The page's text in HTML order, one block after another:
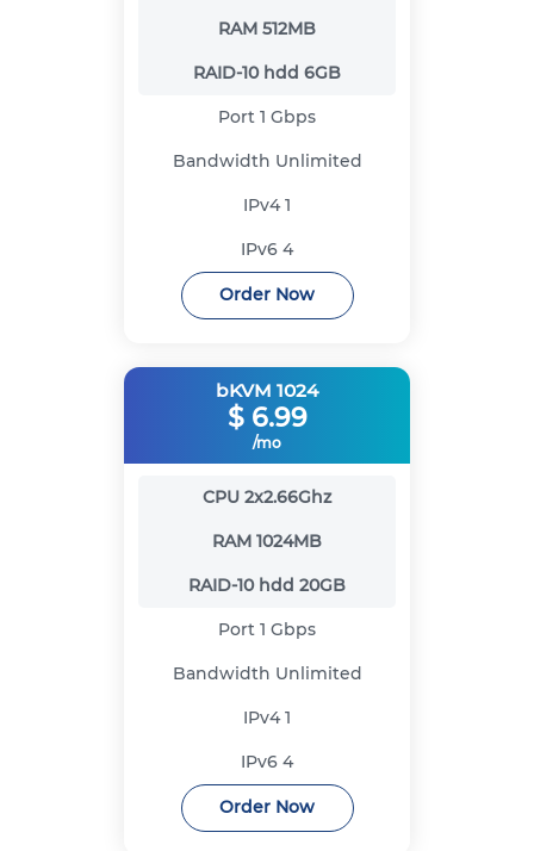
RAM 512MB
RAID-10 hdd 6GB
Port 1 Gbps
Bandwidth Unlimited
IPv41
IPv6 4
Order Now
bKVM 1024
$ 6.99
/mo
CPU 2x2.66Ghz
RAM 1024MB
RAID-10 hdd 20GB
Port 1 Gbps
Bandwidth Unlimited
IPv41
IPv6 4
Order Now